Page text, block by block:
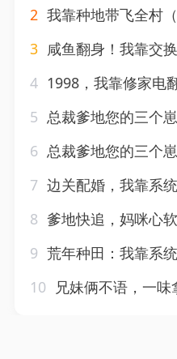
2 我靠种地带飞全村
3 咸鱼翻身！我靠交换系统养全家&咸
4 1998，我靠修家电翻身
5 总裁爹地您的三个
6 总裁爹地您的三个崽
7 边关配婚，我靠系统养活穿越战神&边
8 爹地快追，妈咪心软啦&爹
9 荒年种田：我靠系统养家第一季&荒
10
兄妹俩不语，一味拿大哥颜面扫地第一季&